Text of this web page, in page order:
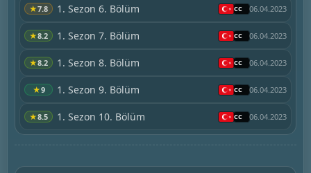
★7.8 1. Sezon 6. Bölüm 06.04.2023
★8.2 1. Sezon 7. Bölüm 06.04.2023
★8.2 1. Sezon 8. Bölüm 06.04.2023
★9 1. Sezon 9. Bölüm 06.04.2023
★8.5 1. Sezon 10. Bölüm 06.04.2023